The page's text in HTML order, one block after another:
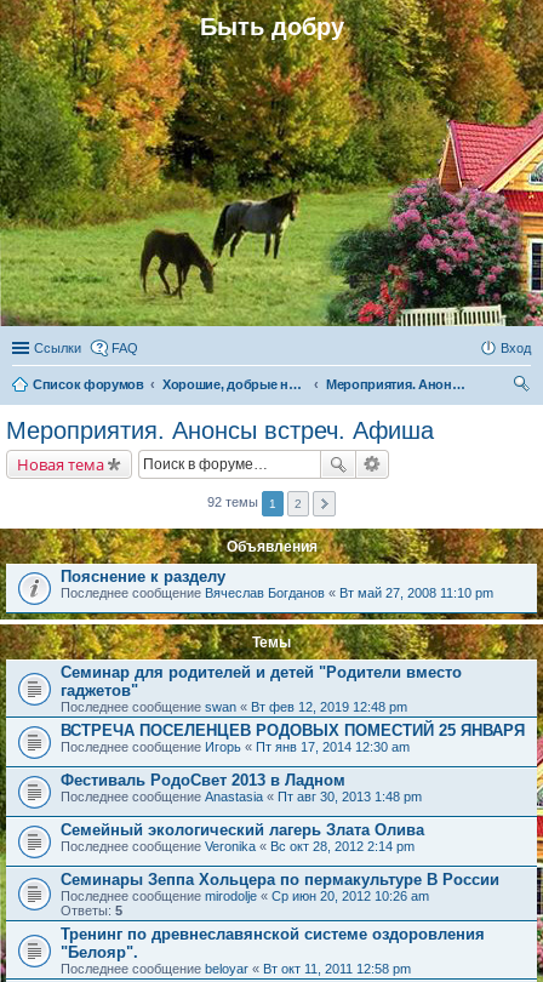
Быть добру
Ссылки FAQ Вход
Список форумов Хорошие, добрые новости и их распространение в обществе
Мероприятия. Анонсы встреч. Афиша
Мероприятия. Анонсы встреч. Афиша
Новая тема
92 темы 1 2
Объявления
Пояснение к разделу
Последнее сообщение Вячеслав Богданов « Вт май 27, 2008 11:10 pm
Темы
Семинар для родителей и детей "Родители вместо
гаджетов"
Последнее сообщение swan « Вт фев 12, 2019 12:48 pm
ВСТРЕЧА ПОСЕЛЕНЦЕВ РОДОВЫХ ПОМЕСТИЙ 25 ЯНВАРЯ
Последнее сообщение Игорь « Пт янв 17, 2014 12:30 am
Фестиваль РодоСвет 2013 в Ладном
Последнее сообщение Anastasia « Пт авг 30, 2013 1:48 pm
Семейный экологический лагерь Злата Олива
Последнее сообщение Veronika « Вс окт 28, 2012 2:14 pm
Семинары Зеппа Хольцера по пермакультуре В России
Последнее сообщение mirodolje « Ср июн 20, 2012 10:26 am
Ответы: 5
Тренинг по древнеславянской системе оздоровления
"Белояр".
Последнее сообщение beloyar « Вт окт 11, 2011 12:58 pm